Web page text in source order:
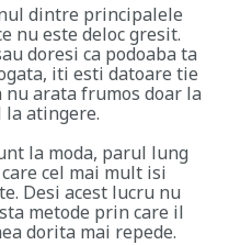
dintre principalele
nu este deloc gresit.
doresi ca podoaba ta
iti esti datoare tie
nu arata frumos doar la
la atingere.
la moda, parul lung
cel mai mult isi
Desi acest lucru nu
metode prin care il
dorita mai repede.